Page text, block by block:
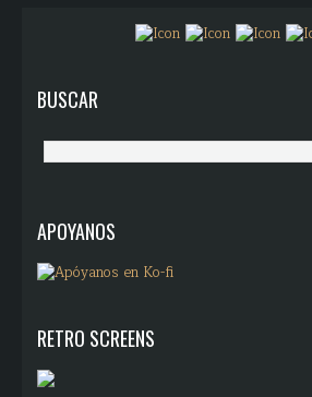
BUSCAR
APOYANOS
RETRO SCREENS